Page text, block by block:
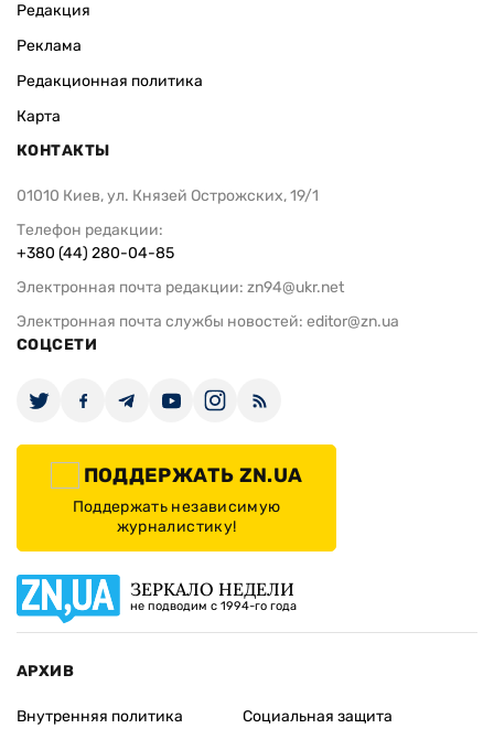
Редакция
Реклама
Редакционная политика
Карта
КОНТАКТЫ
01010 Киев, ул. Князей Острожских, 19/1
Телефон редакции:
+380 (44) 280-04-85
Электронная почта редакции: zn94@ukr.net
Электронная почта службы новостей: editor@zn.ua
СОЦСЕТИ
ПОДДЕРЖАТЬ ZN.UA
Поддержать независимую
журналистику!
ЗЕРКАЛО НЕДЕЛИ
не подводим с 1994-го года
АРХИВ
Внутренняя политика
Социальная защита